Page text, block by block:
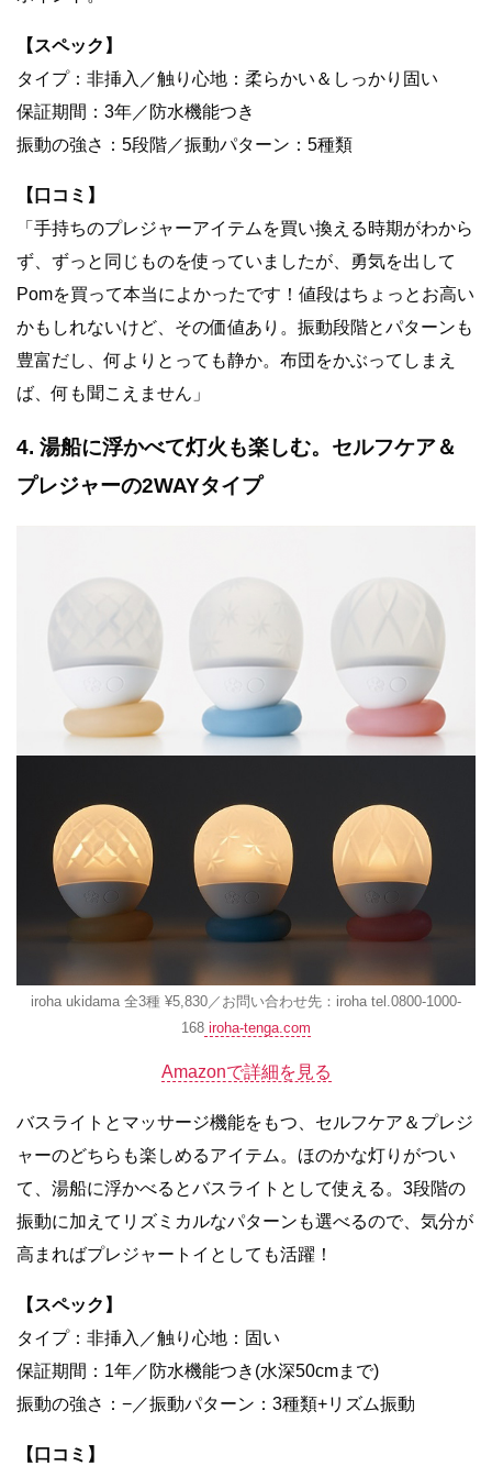
【スペック】
タイプ：非挿入／触り心地：柔らかい＆しっかり固い
保証期間：3年／防水機能つき
振動の強さ：5段階／振動パターン：5種類
【口コミ】
「手持ちのプレジャーアイテムを買い換える時期がわから
ず、ずっと同じものを使っていましたが、勇気を出して
Pomを買って本当によかったです！値段はちょっとお高い
かもしれないけど、その価値あり。振動段階とパターンも
豊富だし、何よりとっても静か。布団をかぶってしまえ
ば、何も聞こえません」
4. 湯船に浮かべて灯火も楽しむ。セルフケア＆
プレジャーの2WAYタイプ
iroha ukidama 全3種 ¥5,830／お問い合わせ先：iroha tel.0800-1000-
168 iroha-tenga.com
Amazonで詳細を見る
バスライトとマッサージ機能をもつ、セルフケア＆プレジ
ャーのどちらも楽しめるアイテム。ほのかな灯りがつい
て、湯船に浮かべるとバスライトとして使える。3段階の
振動に加えてリズミカルなパターンも選べるので、気分が
高まればプレジャートイとしても活躍！
【スペック】
タイプ：非挿入／触り心地：固い
保証期間：1年／防水機能つき(水深50cmまで)
振動の強さ：−／振動パターン：3種類+リズム振動
【口コミ】